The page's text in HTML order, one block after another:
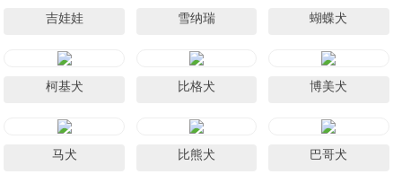
吉娃娃 雪纳瑞 蝴蝶犬
柯基犬 比格犬 博美犬
马犬 比熊犬 巴哥犬